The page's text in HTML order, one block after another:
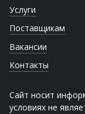
Услуги
Поставщикам
Вакансии
Контакты
Сайт носит
условиях не